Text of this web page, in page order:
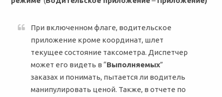
При включенном флаге, водительское
приложение кроме координат, шлет
текущее состояние таксометра. Диспетчер
может его видеть в “Выполняемых”
заказах и понимать, пытается ли водитель
манипулировать ценой. Также, в отчете по